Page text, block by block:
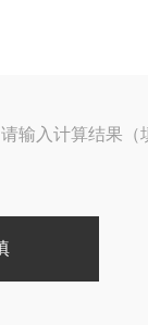
请输入计算结果（